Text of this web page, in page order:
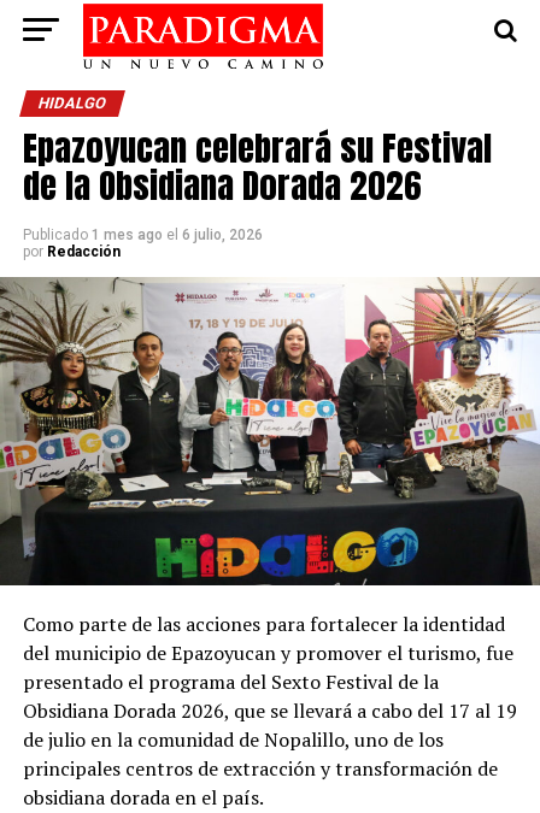
HIDALGO
Epazoyucan celebrará su Festival
de la Obsidiana Dorada 2026
Publicado 1 mes ago el 6 julio, 2026
por Redacción
Como parte de las acciones para fortalecer la identidad
del municipio de Epazoyucan y promover el turismo, fue
presentado el programa del Sexto Festival de la
Obsidiana Dorada 2026, que se llevará a cabo del 17 al 19
de julio en la comunidad de Nopalillo, uno de los
principales centros de extracción y transformación de
obsidiana dorada en el país.